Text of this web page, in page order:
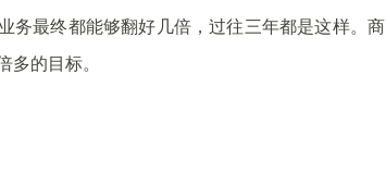
务最终都能够翻好几倍，过往三年都是这样。商
多的目标。